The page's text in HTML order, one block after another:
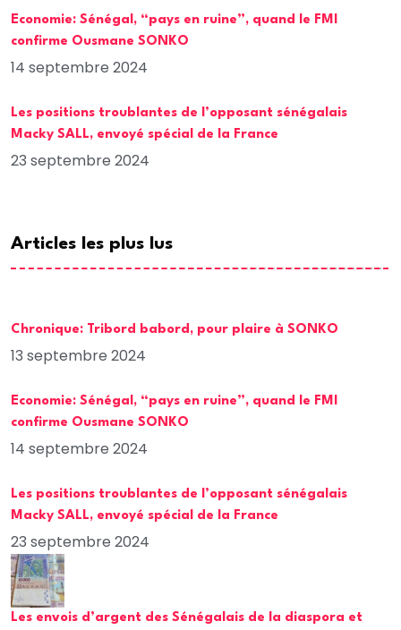
Economie: Sénégal, “pays en ruine”, quand le FMI
confirme Ousmane SONKO
14 septembre 2024
Les positions troublantes de l’opposant sénégalais
Macky SALL, envoyé spécial de la France
23 septembre 2024
Articles les plus lus
Chronique: Tribord babord, pour plaire à SONKO
13 septembre 2024
Economie: Sénégal, “pays en ruine”, quand le FMI
confirme Ousmane SONKO
14 septembre 2024
Les positions troublantes de l’opposant sénégalais
Macky SALL, envoyé spécial de la France
23 septembre 2024
Les envois d’argent des Sénégalais de la diaspora et